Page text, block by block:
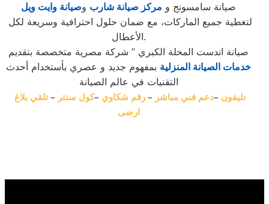
صيانة سامسونج و مركز صيانة شارب وصيانة وايت ويل
الأعطال.
صيانة اندست المحلة الكبري ” شركة مصرية متخصصة بتقديم
خدمات الصيانة المنزلية بمفهوم جديد و عصري بأستخدام أحدث
التقنيات في عالم الصيانة
تلقي بلاغ– كول سنتر– رقم شكاوي– دعم فني مباشر– تليفون
ارضى